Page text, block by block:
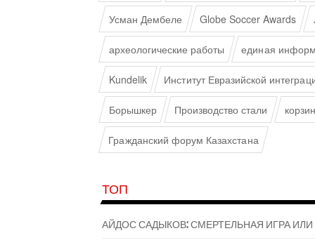
Усман Дембеле Globe Soccer Awards
археологические работы единая
Kundelik Институт Евразийской
Борышкер Производство стали
Гражданский форум Казахстана
ТОП
АЙДОС САДЫКОВ: СМЕРТЕЛЬНАЯ ИГРА